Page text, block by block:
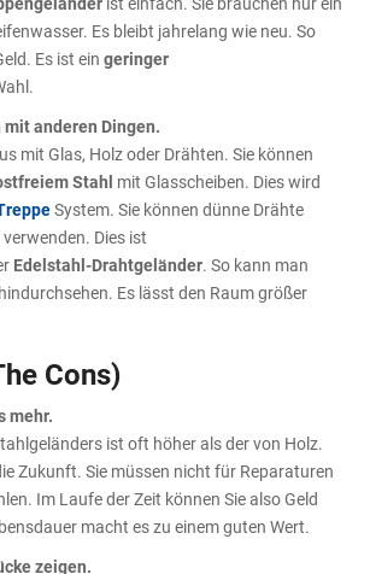
Es bleibt jahrelang wie neu. So
Es ist ein geringer
anderen Dingen.
mit Glas, Holz oder Drähten. Sie können
Stahl mit Glasscheiben. Dies wird
System. Sie können dünne Drähte
Dies ist
Edelstahl-Drahtgeländer. So kann man
Es lässt den Raum größer
Cons)
mehr.
ist oft höher als der von Holz.
Zukunft. Sie müssen nicht für Reparaturen
Im Laufe der Zeit können Sie also Geld
macht es zu einem guten Wert.
zeigen.